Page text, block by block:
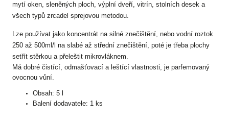
mytí oken, sleněných ploch, výplní dveří, vitrín, stolních desek a
všech typů zrcadel sprejovou metodou.
Lze používat jako koncentrát na silné znečištění, nebo vodní roztok
250 až 500ml/l na slabé až střední znečištění, poté je třeba plochy
setřít stěrkou a přeleštit mikrovláknem.
Má dobré čistící, odmašťovací a leštící vlastnosti, je parfemovaný
ovocnou vůní.
Obsah: 5 l
Balení dodavatele: 1 ks